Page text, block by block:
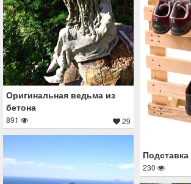
Оригинальная ведьма из
бетона
891 29
230